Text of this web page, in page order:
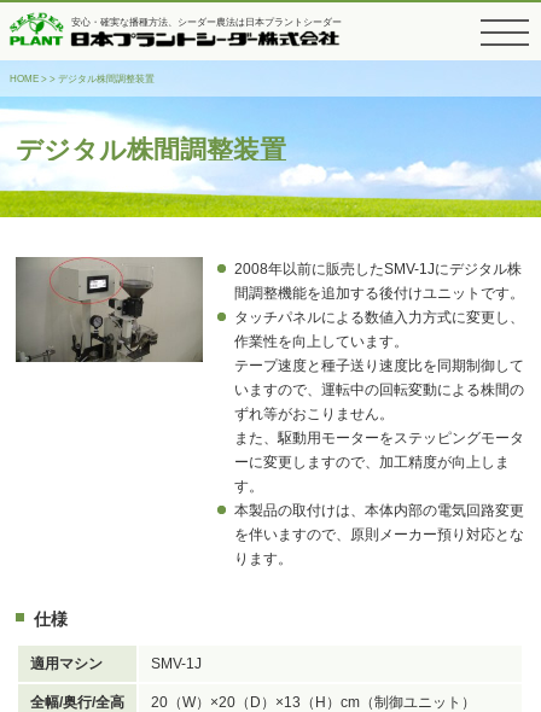
安心・確実な播種方法、シーダー農法は日本プラントシーダー
toggle
HOME > > デジタル株間調整装置
デジタル株間調整装置
2008年以前に販売したSMV-1Jにデジタル株
間調整機能を追加する後付けユニットです。
タッチパネルによる数値入力方式に変更し、
作業性を向上しています。
テープ速度と種子送り速度比を同期制御して
いますので、運転中の回転変動による株間の
ずれ等がおこりません。
また、駆動用モーターをステッピングモータ
ーに変更しますので、加工精度が向上しま
す。
本製品の取付けは、本体内部の電気回路変更
を伴いますので、原則メーカー預り対応とな
ります。
仕様
適用マシン SMV-1J
全幅/奥行/全高 20（W）×20（D）×13（H）cm（制御ユニット）